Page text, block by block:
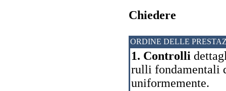
Chiedere
ORDINE DELLE
1. Controlli
rulli fondamentali
uniformemente.